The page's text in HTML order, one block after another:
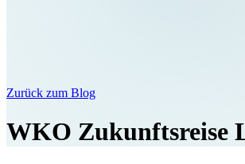
Zurück zum Blog
WKO Zukunftsreise